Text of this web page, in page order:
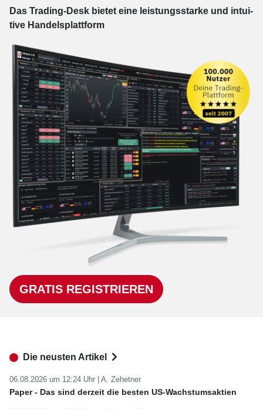
Das Trading-Desk bie­tet eine leis­tungs­star­ke und in­tui­
tive Han­dels­platt­form
GRATIS REGISTRIEREN
Die neusten Artikel
06.08.2026 um 12:24 Uhr | A. Zehetner
Paper - Das sind derzeit die besten US-Wachstumsaktien